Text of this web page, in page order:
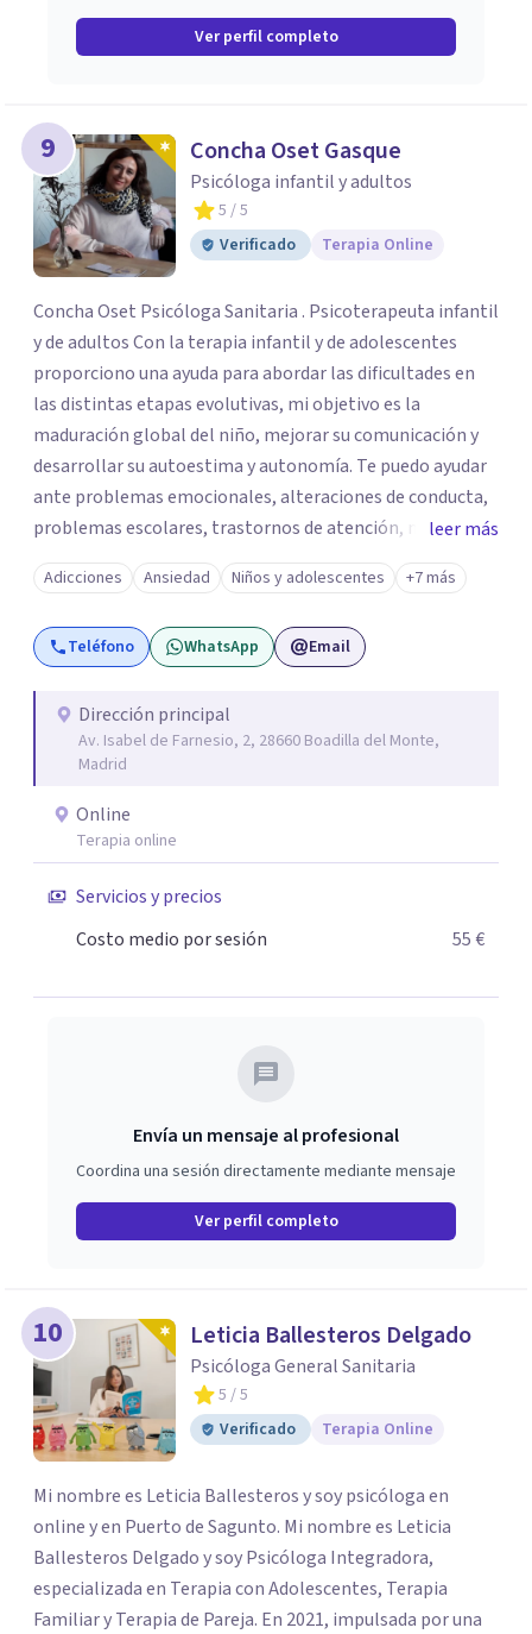
Ver perfil completo
9 Concha Oset Gasque
Psicóloga infantil y adultos
5 / 5
Verificado
Terapia Online
Concha Oset Psicóloga Sanitaria . Psicoterapeuta infantil
y de adultos Con la terapia infantil y de adolescentes
proporciono una ayuda para abordar las dificultades en
las distintas etapas evolutivas, mi objetivo es la
maduración global del niño, mejorar su comunicación y
desarrollar su autoestima y autonomía. Te puedo ayudar
ante problemas emocionales, alteraciones de conducta,
problemas escolares, trastornos de atención, miedos,
ansiedad. El apoyo a los padres es un pilar importante de
mi trabajo, dotándoles de herramientas que les ayuden a
comprender mejor a su hijo en cada etapa y sentirse
apoyados en su inestimable labor, desde el respeto a las
En la terapia con adultos y pareja utilizo un enfoque
integrador, relacional, concibo al ser humano como un
ser activo y con un alto poder de cambio, soy especialista
en tratamiento de depresiones, ansiedad, fobias,
adicciones, duelos, conflictos de pareja.
leer más
Adicciones Ansiedad Niños y adolescentes +7 más
Teléfono WhatsApp Email
Dirección principal
Av. Isabel de Farnesio, 2, 28660 Boadilla del Monte,
Madrid
Online
Terapia online
Servicios y precios
Costo medio por sesión
55 €
Envía un mensaje al profesional
Coordina una sesión directamente mediante mensaje
Ver perfil completo
10 Leticia Ballesteros Delgado
Psicóloga General Sanitaria
5 / 5
Verificado
Terapia Online
Mi nombre es Leticia Ballesteros y soy psicóloga en
online y en Puerto de Sagunto. Mi nombre es Leticia
Ballesteros Delgado y soy Psicóloga Integradora,
especializada en Terapia con Adolescentes, Terapia
Familiar y Terapia de Pareja. En 2021, impulsada por una